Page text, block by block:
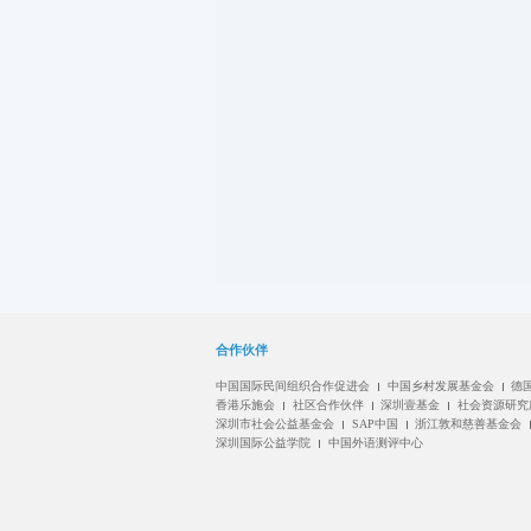
合作伙伴
中国国际民间组织合作促进会 中国乡村发展基金会
德
香港乐施会
社区合作伙伴 深圳壹基金
社会资源研究
深圳市社会公益基金会
SAP中国
浙江敦和慈善基金会
深圳国际公益学院
中国外语测评中心